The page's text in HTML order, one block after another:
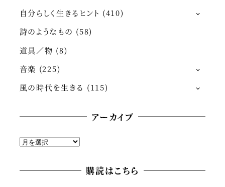
自分らしく生きるヒント (410)
詩のようなもの (58)
道具／物 (8)
音楽 (225)
風の時代を生きる (115)
アーカイブ
ア
購読はこちら